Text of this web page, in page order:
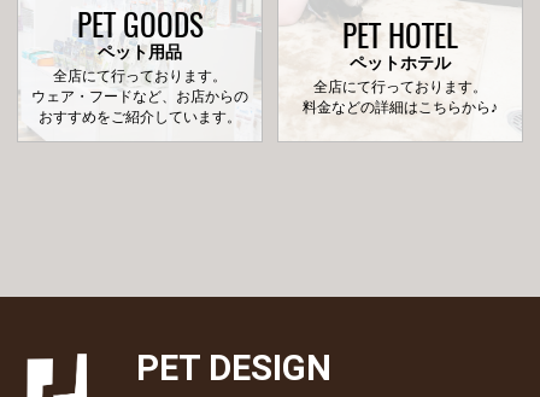
PET GOODS
ペット用品
全店にて行っております。
ウェア・フードなど、お店からの
おすすめをご紹介しています。
PET HOTEL
ペットホテル
全店にて行っております。
料金などの詳細はこちらから♪
PET DESIGN